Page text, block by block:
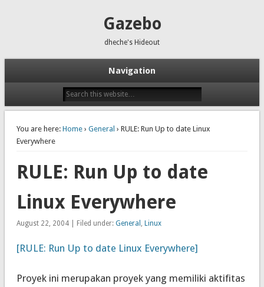
Gazebo
dheche's Hideout
Navigation
You are here: Home› General › RULE: Run Up to date Linux
Everywhere
RULE: Run Up to date
Linux Everywhere
August 22, 2004 | Filed under: General , Linux
[RULE: Run Up to date Linux Everywhere]
Proyek ini merupakan proyek yang memiliki aktifitas